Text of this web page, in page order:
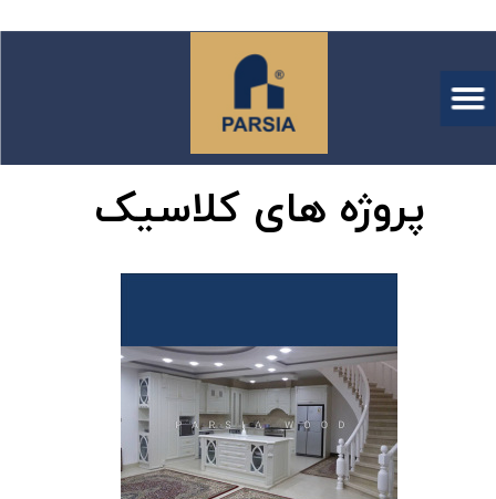
پروژه های کلاسیک